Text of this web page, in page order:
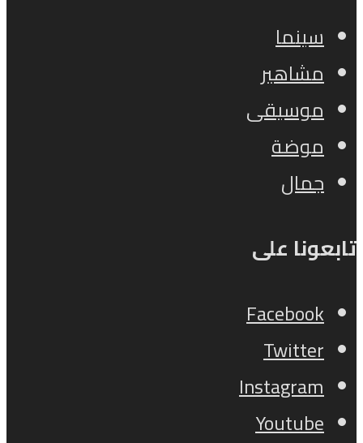
سينما
مشاهير
موسيقى
موضة
جمال
تابعونا على
Facebook
Twitter
Instagram
Youtube